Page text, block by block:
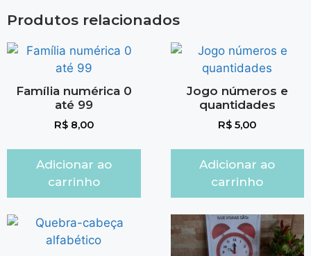
Produtos relacionados
Família numérica 0
até 99
R$8,00
Adicionar ao
carrinho
Jogo números e
quantidades
R$ 5,00
Adicionar ao
carrinho